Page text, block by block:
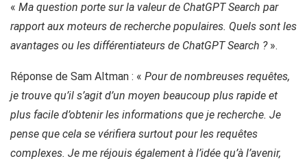
« Ma question porte sur la valeur de ChatGPT Search par
rapport aux moteurs de recherche populaires. Quels sont les
avantages ou les différentiateurs de ChatGPT Search ? ».
Réponse de Sam Altman : « Pour de nombreuses requêtes,
je trouve qu’il s’agit d’un moyen beaucoup plus rapide et
plus facile d’obtenir les informations que je recherche. Je
pense que cela se vérifiera surtout pour les requêtes
complexes. Je me réjouis également à l’idée qu’à l’avenir,